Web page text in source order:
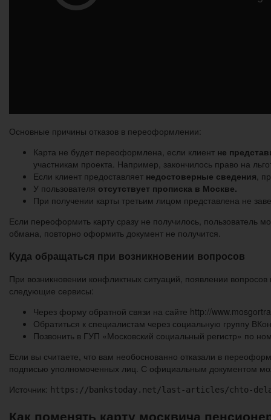
Основные причины отказов в переоформлении:
Карта не будет переоформлена, если клиент не
участникам проекта. Например, закончилось право на
Если клиент предоставляет недостоверные сведения ,
У пользователя отсутствует прописка в Москве.
При получении карты третьим лицом представлена не
Если переоформить карту сразу не получилось, пользователь
обмана, повторно оформить документ не получится.
Куда обращаться при возникновении вопросов
При возникновении конфликтных ситуаций, появлении
следующие сервисы:
Через форму обратной связи на сайте http://
Обратиться к специалистам через социальную группу
Позвонить в ГУП «Московский социальный регистр» по
Если вы считаете, что вам необоснованно отказали в
подписью уполномоченных лиц. С официальным документом
Источник: https://bankstoday.net/last-articles/chto-
Как поменять карту москвича